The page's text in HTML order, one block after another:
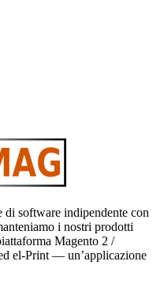
di software indipendente con
i nostri prodotti
Magento 2 /
el-Print — un’applicazione